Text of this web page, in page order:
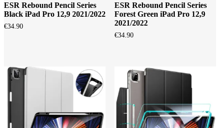
ESR Rebound Pencil Series
Black iPad Pro 12,9 2021/2022
€34.90
ESR Rebound Pencil Series
Forest Green iPad Pro 12,9
2021/2022
€34.90